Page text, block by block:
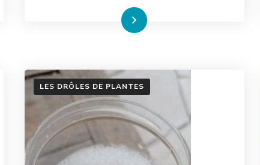
Lire la suite
LES DRÔLES DE PLANTES